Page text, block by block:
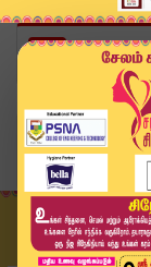
Home
வீடியோ
''தவெக ஆட்சி